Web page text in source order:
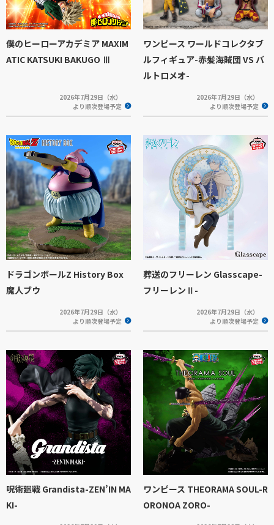
僕のヒーローアカデミア MAXIM
ATIC KATSUKI BAKUGO Ⅲ
2026年7月29日（水）
より順次登場予定
ワンピース ワールドコレクタブ
ルフィギュア-赤髪海賊団 VS バ
ルトロメオ-
2026年7月29日（水）
より順次登場予定
ドラゴンボールZ History Box
魔人ブウ
2026年7月29日（水）
より順次登場予定
葬送のフリーレン Glasscape-
フリーレンⅡ-
2026年7月29日（水）
より順次登場予定
呪術廻戦 Grandista-ZEN’IN MA
KI-
ワンピース THEORAMA SOUL-R
ORONOA ZORO-